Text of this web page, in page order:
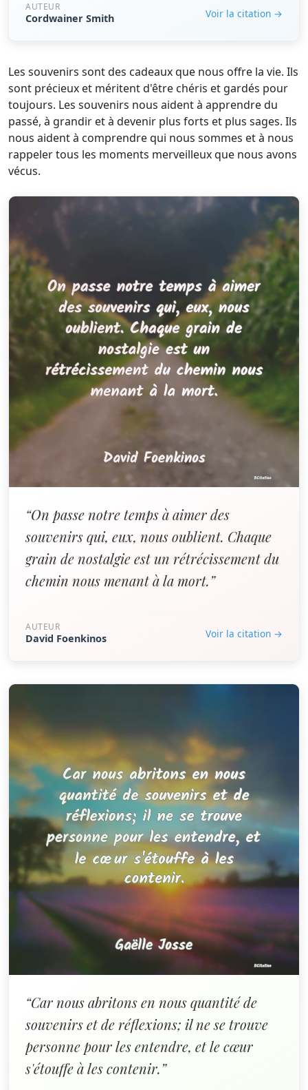
AUTEUR
Cordwainer Smith Voir la citation →
Les souvenirs sont des cadeaux que nous offre la vie. Ils
sont précieux et méritent d'être chéris et gardés pour
toujours. Les souvenirs nous aident à apprendre du
passé, à grandir et à devenir plus forts et plus sages. Ils
nous aident à comprendre qui nous sommes et à nous
rappeler tous les moments merveilleux que nous avons
vécus.
“On passe notre temps à aimer des
souvenirs qui, eux, nous oublient. Chaque
grain de nostalgie est un rétrécissement du
chemin nous menant à la mort.”
AUTEUR
David Foenkinos Voir la citation →
“Car nous abritons en nous quantité de
souvenirs et de réflexions; il ne se trouve
personne pour les entendre, et le cœur
s'étouffe à les contenir.”